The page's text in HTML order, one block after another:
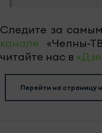
Следите за
канале «Челны-
читайте нас в
Перейти на страницу